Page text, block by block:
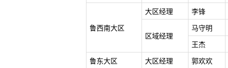
鲁西南大区
大区经理 李锋
区域经理
马守明
王杰
鲁东大区
大区经理 郭欢欢